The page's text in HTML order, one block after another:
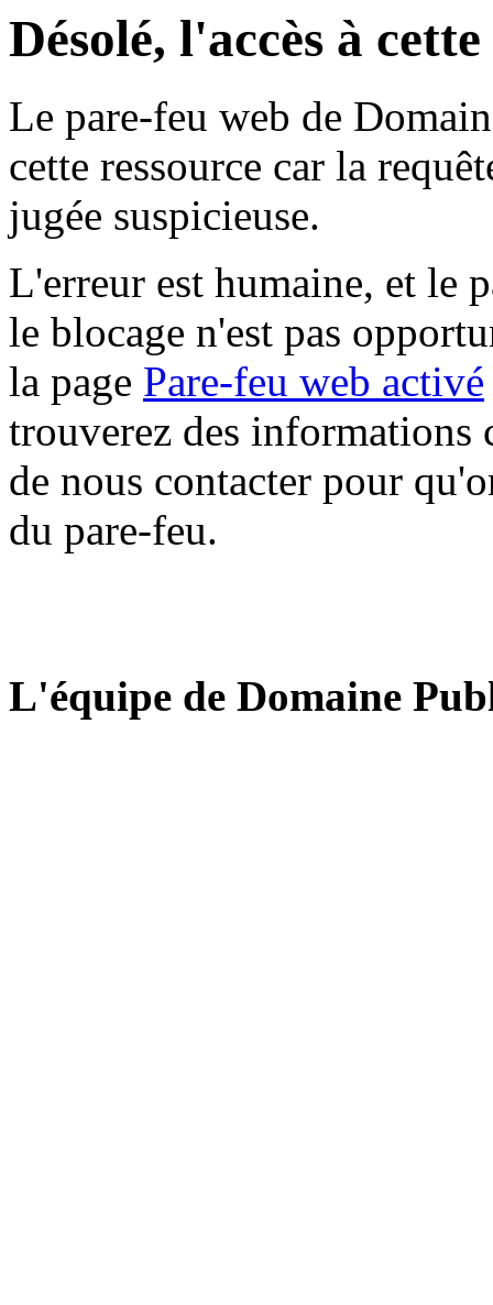
Désolé, l'accès à
Le pare-feu web de
cette ressource car la
jugée suspicieuse.
L'erreur est humaine, et le
le blocage n'est pas
la page Pare-feu web activé
trouverez des informations
de nous contacter pour
du pare-feu.
L'équipe de Domaine